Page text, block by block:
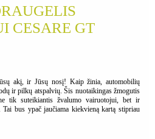
CESARE GT
akį, ir Jūsų nosį! Kaip žinia, automobilių
ir pilkų atspalvių. Šis nuotaikingas žmogutis
tik suteikiantis žvalumo vairuotojui, bet ir
bus ypač jaučiama kiekvieną kartą stipriau